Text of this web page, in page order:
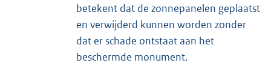
betekent dat de zonnepanelen geplaatst
en verwijderd kunnen worden zonder
dat er schade ontstaat aan het
beschermde monument.